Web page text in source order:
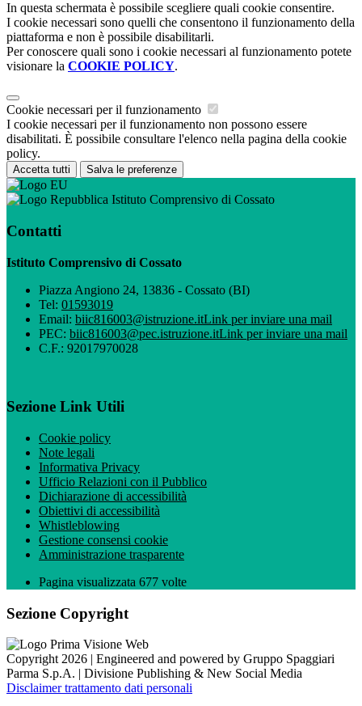
In questa schermata è possibile scegliere quali cookie consentire.
I cookie necessari sono quelli che consentono il funzionamento della
piattaforma e non è possibile disabilitarli.
Per conoscere quali sono i cookie necessari al funzionamento potete
visionare la COOKIE POLICY.
Cookie necessari per il funzionamento
I cookie necessari per il funzionamento non possono essere
disabilitati. È possibile consultare l'elenco nella pagina della cookie
policy.
Accetta tutti Salva le preferenze
Istituto Comprensivo di Cossato
Contatti
Istituto Comprensivo di Cossato
Piazza Angiono 24, 13836 - Cossato (BI)
Tel: 01593019
Email: biic816003@istruzione.itLink per inviare una mail
PEC: biic816003@pec.istruzione.itLink per inviare una mail
C.F.: 92017970028
Sezione Link Utili
Cookie policy
Note legali
Informativa Privacy
Ufficio Relazioni con il Pubblico
Dichiarazione di accessibilità
Obiettivi di accessibilità
Whistleblowing
Gestione consensi cookie
Amministrazione trasparente
Pagina visualizzata 677 volte
Sezione Copyright
Copyright 2026 | Engineered and powered by Gruppo Spaggiari
Parma S.p.A. | Divisione Publishing & New Social Media
Disclaimer trattamento dati personali